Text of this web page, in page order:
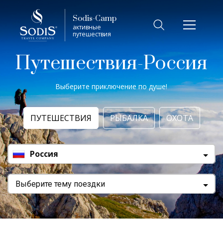
Sodis-Camp
активные
путешествия
Путешествия-Россия
Выберите приключение по душе!
ПУТЕШЕСТВИЯ РЫБАЛКА ОХОТА
Россия
Выберите тему поездки